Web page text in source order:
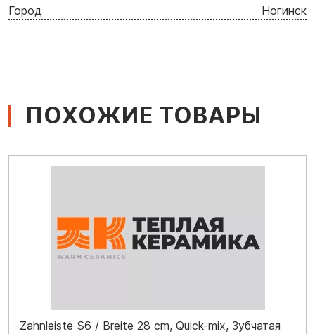
Город Ногинск
ПОХОЖИЕ ТОВАРЫ
Zahnleiste S6 / Breite 28 cm, Quick-mix, Зубчатая